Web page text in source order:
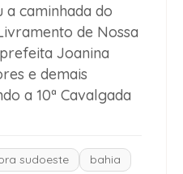
caminhada do
de Nossa
Joanina
e demais
a 10ª Cavalgada
sudoeste
bahia